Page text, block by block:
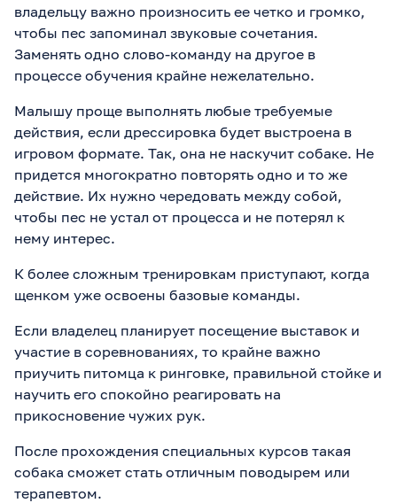
владельцу важно произносить ее четко и громко,
чтобы пес запоминал звуковые сочетания.
Заменять одно слово-команду на другое в
процессе обучения крайне нежелательно.
Малышу проще выполнять любые требуемые
действия, если дрессировка будет выстроена в
игровом формате. Так, она не наскучит собаке. Не
придется многократно повторять одно и то же
действие. Их нужно чередовать между собой,
чтобы пес не устал от процесса и не потерял к
нему интерес.
К более сложным тренировкам приступают, когда
щенком уже освоены базовые команды.
Если владелец планирует посещение выставок и
участие в соревнованиях, то крайне важно
приучить питомца к ринговке, правильной стойке и
научить его спокойно реагировать на
прикосновение чужих рук.
После прохождения специальных курсов такая
собака сможет стать отличным поводырем или
терапевтом.